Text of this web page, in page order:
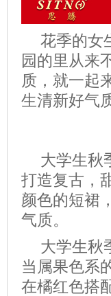
花季的女
园的里从来
质，就一起
生清新好气
大学生秋
打造复古，
颜色的短裙
气质。
大学生秋
当属果色系
在橘红色搭